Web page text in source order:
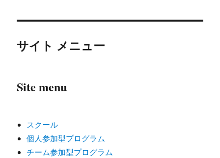
サイト メニュー
Site menu
スクール
個人参加型プログラム
チーム参加型プログラム